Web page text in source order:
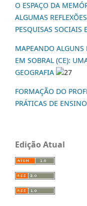
O ESPAÇO DA
ALGUMAS
PESQUISAS SOCIAIS
MAPEANDO ALGUNS
EM SOBRAL (CE):
GEOGRAFIA
27
FORMAÇÃO DO
PRÁTICAS DE
Edição Atual